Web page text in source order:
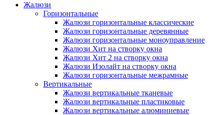
Жалюзи
Горизонтальные
Жалюзи горизонтальные классические
Жалюзи горизонтальные деревянные
Жалюзи горизонтальные моноуправление
Жалюзи Хит на створку окна
Жалюзи Хит 2 на створку окна
Жалюзи Изолайт на створку окна
Жалюзи горизонтальные межрамные
Вертикальные
Жалюзи вертикальные тканевые
Жалюзи вертикальные пластиковые
Жалюзи вертикальные алюминиевые